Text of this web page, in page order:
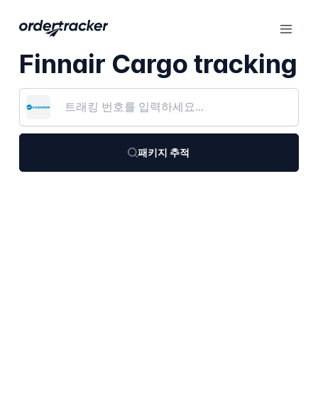
Finnair Cargo tracking
패키지 추적